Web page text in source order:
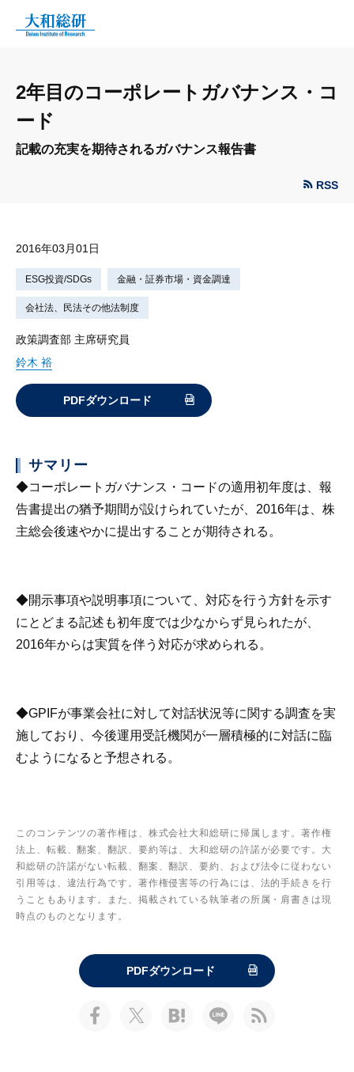
2年目のコーポレートガバナンス・コ
ード
記載の充実を期待されるガバナンス報告書
RSS
2016年03月01日
ESG投資/SDGs 金融・証券市場・資金調達
会社法、民法その他法制度
政策調査部 主席研究員
鈴木 裕
PDFダウンロード
サマリー
◆コーポレートガバナンス・コードの適用初年度は、報
告書提出の猶予期間が設けられていたが、2016年は、株
主総会後速やかに提出することが期待される。
◆開示事項や説明事項について、対応を行う方針を示す
にとどまる記述も初年度では少なからず見られたが、
2016年からは実質を伴う対応が求められる。
◆GPIFが事業会社に対して対話状況等に関する調査を実
施しており、今後運用受託機関が一層積極的に対話に臨
むようになると予想される。
このコンテンツの著作権は、株式会社大和総研に帰属します。著作権
法上、転載、翻案、翻訳、要約等は、大和総研の許諾が必要です。大
和総研の許諾がない転載、翻案、翻訳、要約、および法令に従わない
引用等は、違法行為です。著作権侵害等の行為には、法的手続きを行
うこともあります。また、掲載されている執筆者の所属・肩書きは現
時点のものとなります。
PDFダウンロード